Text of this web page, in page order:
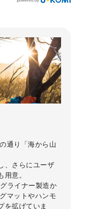
通り「海から山
、さらにユーザ
意。
ライナー製造か
マットやハンモ
を拡げていま